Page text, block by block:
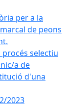
per a la
de peons
procés selectiu
a de
d'una
2023